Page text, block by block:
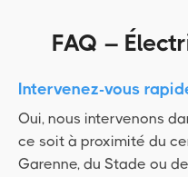
FAQ –
Intervenez-vous
Oui, nous intervenons
ce soit à proximité du
Garenne, du Stade ou